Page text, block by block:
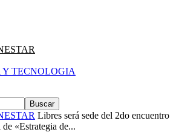
Y TECNOLOGIA
Libres será sede del 2do encuentro
«Estrategia de...